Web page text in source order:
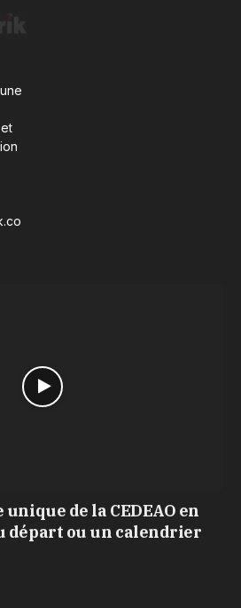
unique de la CEDEAO en
départ ou un calendrier